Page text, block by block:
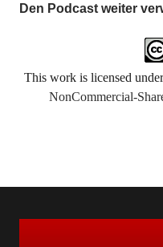
Den Podcast weiter
This work is licensed
NonCommercial-